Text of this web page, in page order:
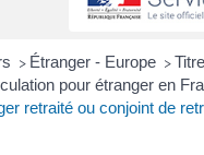
> Étranger - Europe >
pour étranger en
retraité ou conjoint de